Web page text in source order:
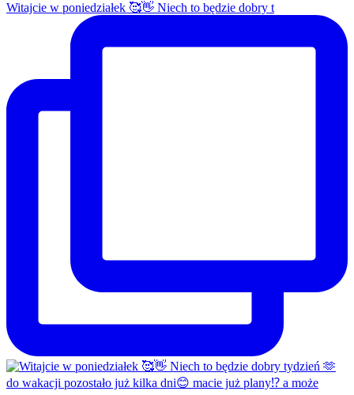
Witajcie w poniedziałek 🥰👋 Niech to będzie dobry t